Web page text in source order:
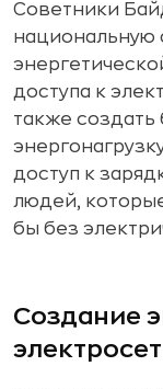
Советники
национальную
доступа к
также
доступ к
людей,
бы без
Создание